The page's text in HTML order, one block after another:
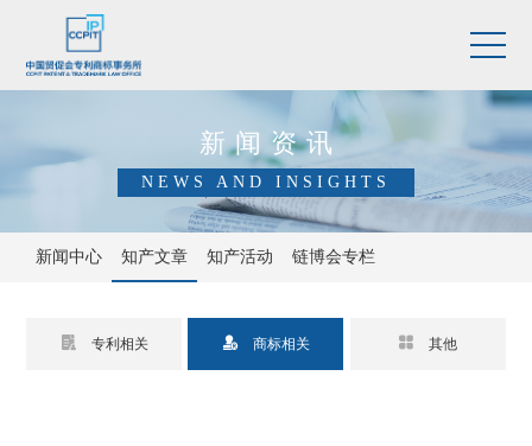
新闻资讯
NEWS AND INSIGHTS
新闻中心 知产文章 知产活动 链博会专栏
 专利相关  商标相关  其他